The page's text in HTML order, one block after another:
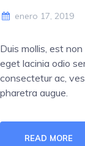
enero 17, 2019
Duis mollis, est
eget lacinia odio
consectetur ac,
pharetra augue.
READ MORE